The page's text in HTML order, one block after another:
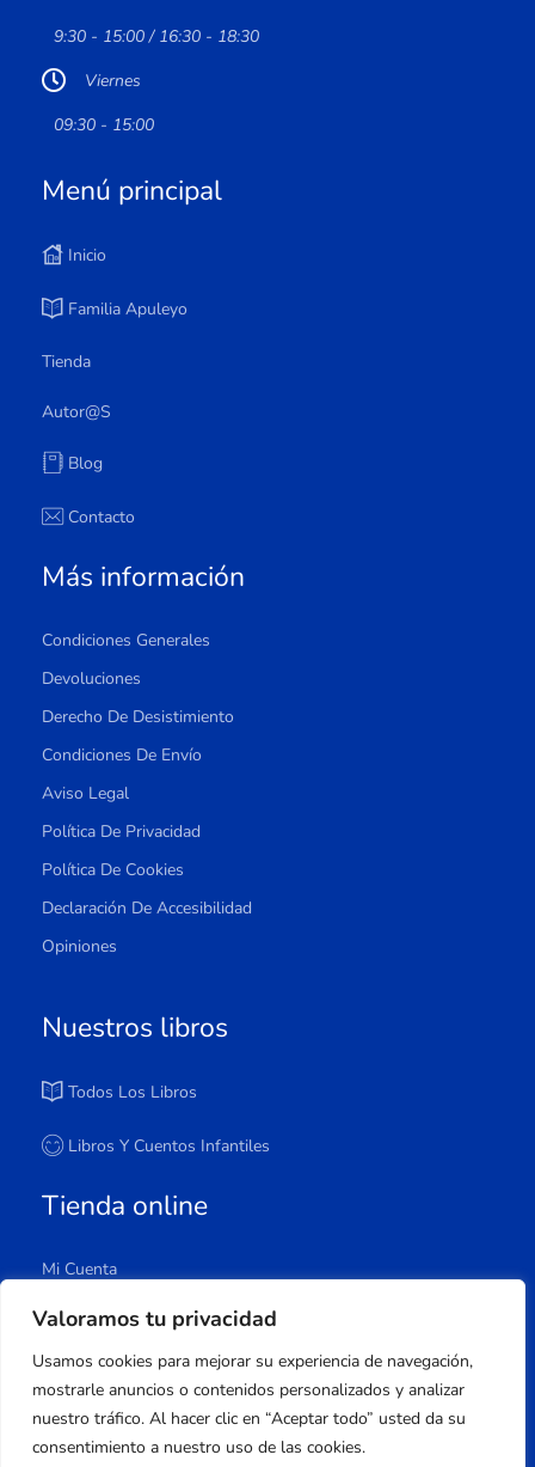
Valoramos tu privacidad
Usamos cookies para mejorar su experiencia de navegación,
mostrarle anuncios o contenidos personalizados y analizar
nuestro tráfico. Al hacer clic en “Aceptar todo” usted da su
consentimiento a nuestro uso de las cookies.
9:30 - 15:00 / 16:30 - 18:30
Viernes
09:30 - 15:00
Menú principal
Inicio
Familia Apuleyo
Tienda
Autor@s
Blog
Contacto
Más información
Condiciones Generales
Devoluciones
Derecho De Desistimiento
Condiciones De Envío
Aviso Legal
Política De Privacidad
Política De Cookies
Declaración De Accesibilidad
Opiniones
Nuestros libros
Todos Los Libros
Libros Y Cuentos Infantiles
Tienda online
Mi Cuenta
Carrito
Lista De Deseos